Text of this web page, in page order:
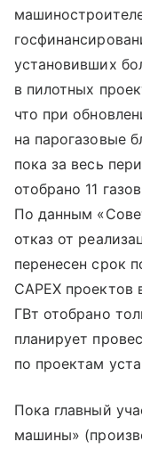
установивших
в пилотных
что при
на парогазовые
пока за весь
отобрано 11
По данным
отказ от
перенесен срок
CAPEX проектов
ГВт отобрано
планирует
по проектам
Пока главный
машины»